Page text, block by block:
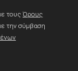
τους Όρους
την σύμβαση